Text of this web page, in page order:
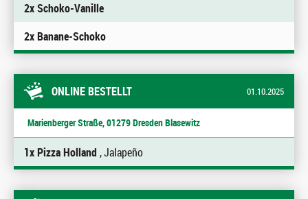
2x Schoko-Vanille
2x Banane-Schoko
ONLINE BESTELLT 01.10.2025
Marienberger Straße, 01279 Dresden Blasewitz
1x Pizza Holland , Jalapeño